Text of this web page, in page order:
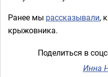
Ранее мы рассказывали,
крыжовника.
Поделиться в
Инна